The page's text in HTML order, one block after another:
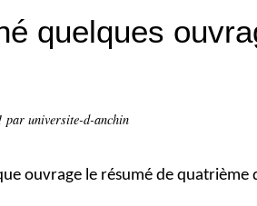
quelques
par universite-d-anchin
ouvrage le résumé de quatrième